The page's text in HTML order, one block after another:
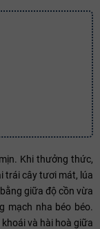
Khi thưởng thức,
trái cây tươi mát, lúa
giữa độ cồn vừa
mạch nha béo béo.
và hài hoà giữa